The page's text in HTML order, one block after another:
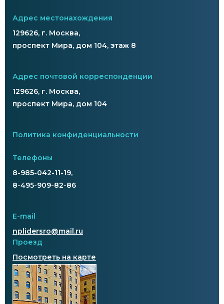
Адрес местонахождения
129626, г. Москва,
проспект Мира, дом 104, этаж 8
Адрес почтовой корреспонденции
129626, г. Москва,
проспект Мира, дом 104
Политика конфиденциальности
Телефоны
8-985-042-11-19,
8-495-909-82-86
E-mail
nplidersro@mail.ru
Проезд
Посмотреть на карте